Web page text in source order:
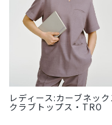
レディース:カーブネック
クラブトップス・TRO